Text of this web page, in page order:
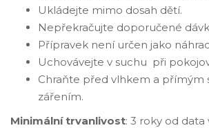
Ukládejte mimo dosah dětí.
Nepřekračujte doporučené
Přípravek není určen jako
Uchovávejte v suchu při
Chraňte před vlhkem a přímým
zářením.
Minimální trvanlivost: 3 roky od